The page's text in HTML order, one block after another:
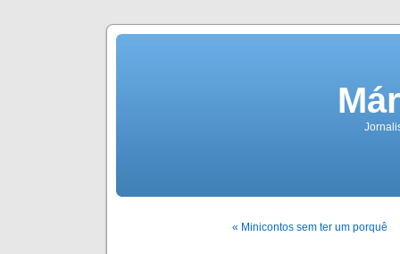
« Minicontos sem ter um porquê